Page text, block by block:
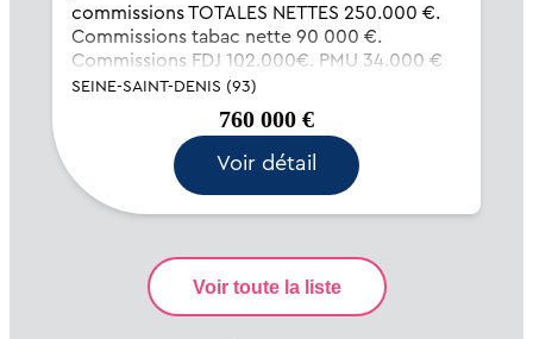
commissions TOTALES NETTES 250.000 €.
Commissions tabac nette 90 000 €.
Commissions FDJ 102.000€. PMU 34.000 €
Autres COM 25.000 € CA HT Tabletterie
43.000 € sur bilan PLUS BAR.... Pas...
SEINE-SAINT-DENIS (93)
760 000 €
Voir détail